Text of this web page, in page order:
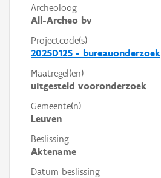
Archeoloog
All-Archeo bv
Projectcode(s)
2025D125 - bureauonderzoek
Maatregel(en)
uitgesteld vooronderzoek
Gemeente(n)
Leuven
Beslissing
Aktename
Datum beslissing